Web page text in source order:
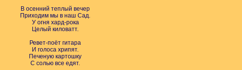
В осенний теплый вечер
Приходим мы в наш Сад.
У огня хард-рока
Целый киловатт.
Ревет-поёт гитара
И голоса хрипят.
Печеную картошку
С солью все едят.